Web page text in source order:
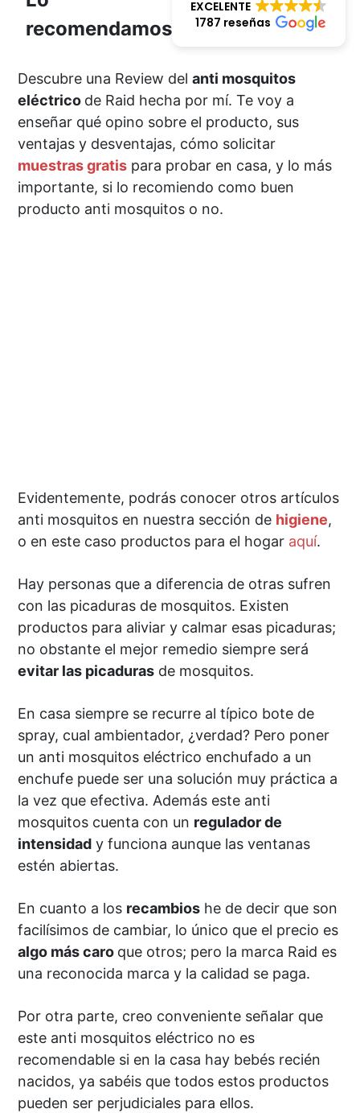
recomendamos
EXCELENTE
1787 reseñas
Descubre una Review delanti mosquitos
eléctrico de Raid hecha por mí. Te voy a
enseñar qué opino sobre el producto, sus
ventajas y desventajas, cómo solicitar
muestras gratis para probar en casa, y lo más
importante, si lo recomiendo como buen
producto anti mosquitos o no.
Evidentemente, podrás conocer otros artículos
anti mosquitos en nuestra sección de higiene,
o en este caso productos para el hogar aquí.
Hay personas que a diferencia de otras sufren
con las picaduras de mosquitos. Existen
productos para aliviar y calmar esas picaduras;
no obstante el mejor remedio siempre será
evitar las picaduras de mosquitos.
En casa siempre se recurre al típico bote de
spray, cual ambientador, ¿verdad? Pero poner
un anti mosquitos eléctrico enchufado a un
enchufe puede ser una solución muy práctica a
la vez que efectiva. Además este anti
mosquitos cuenta con un regulador de
intensidad y funciona aunque las ventanas
estén abiertas.
En cuanto a los recambios he de decir que son
facilísimos de cambiar, lo único que el precio es
algo más caro que otros; pero la marca Raid es
una reconocida marca y la calidad se paga.
Por otra parte, creo conveniente señalar que
este anti mosquitos eléctrico no es
recomendable si en la casa hay bebés recién
nacidos, ya sabéis que todos estos productos
pueden ser perjudiciales para ellos.